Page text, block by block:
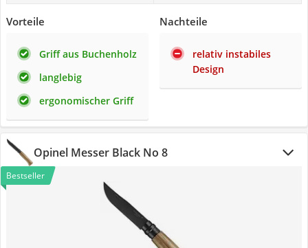
Vorteile
Griff aus Buchenholz
langlebig
ergonomischer Griff
Nachteile
relativ instabiles
Design
Opinel Messer Black No 8
Bestseller